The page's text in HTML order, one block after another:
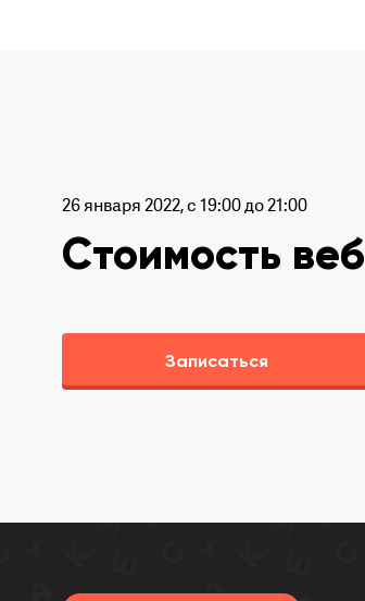
26 января 2022, с 19:00 до 21:00
Стоимость
Записаться